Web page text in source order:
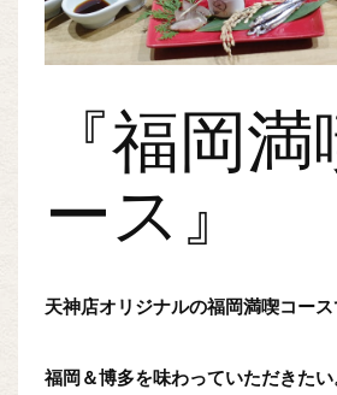
『福岡
ース』
天神店オリジナルの福岡満喫コース
福岡＆博多を味わっていただきたい